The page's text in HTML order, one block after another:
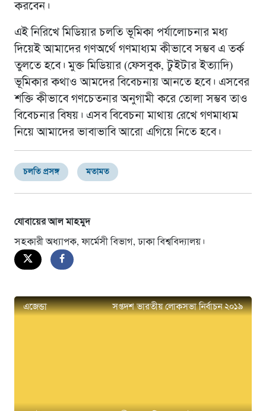
করবেন।
এই নিরিখে মিডিয়ার চলতি ভূমিকা পর্যালোচনার মধ্য
দিয়েই আমাদের গণঅর্থে গণমাধ্যম কীভাবে সম্ভব এ তর্ক
তুলতে হবে। মুক্ত মিডিয়ার (ফেসবুক, টুইটার ইত্যাদি)
ভূমিকার কথাও আমদের বিবেচনায় আনতে হবে। এসবের
শক্তি কীভাবে গণচেতনার অনুগামী করে তোলা সম্ভব তাও
বিবেচনার বিষয়। এসব বিবেচনা মাথায় রেখে গণমাধ্যম
নিয়ে আমাদের ভাবাভাবি আরো এগিয়ে নিতে হবে।
চলতি প্রসঙ্গ মতামত
যোবায়ের আল মাহমুদ
সহকারী অধ্যাপক, ফার্মেসী বিভাগ, ঢাকা বিশ্ববিদ্যালয়।
এজেন্ডা সপ্তদশ ভারতীয় লোকসভা নির্বাচন ২০১৯